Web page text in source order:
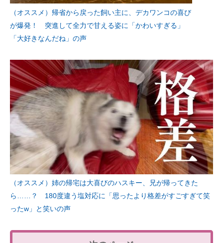
（オススメ）帰省から戻った飼い主に、デカワンコの喜び
が爆発！ 突進して全力で甘える姿に「かわいすぎる」
「大好きなんだね」の声
（オススメ）姉の帰宅は大喜びのハスキー、兄が帰ってきた
ら……？ 180度違う塩対応に「思ったより格差がすごすぎて笑
ったw」と笑いの声